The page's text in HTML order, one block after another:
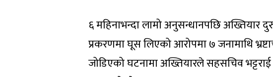
६ महिनाभन्दा लामो अनुसन्धानपछि अख्तियार
प्रकरणमा घूस लिएको आरोपमा ७ जनामाथि
जोडिएको घटनामा अख्तियारले सहसचिव भट्टराई